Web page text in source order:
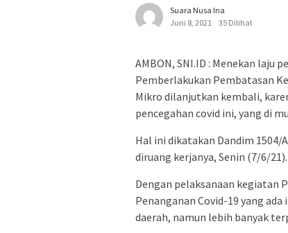
Suara Nusa Ina
Juni 8, 2021
35 Dilihat
AMBON, SNI.ID : Menekan laju
Pemberlakukan Pembatasan
Mikro dilanjutkan kembali,
pencegahan covid ini, yang di
Hal ini dikatakan Dandim
diruang kerjanya, Senin (7/6/21).
Dengan pelaksanaan kegiatan
Penanganan Covid-19 yang
daerah, namun lebih banyak